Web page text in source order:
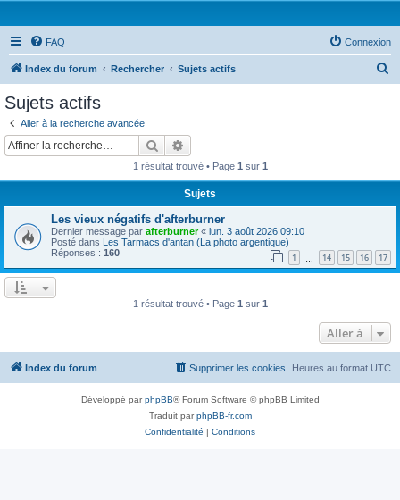
FAQ Connexion
Index du forum Rechercher Sujets actifs
Sujets actifs
Aller à la recherche avancée
Rechercher
1 résultat trouvé • Page 1 sur 1
Sujets
Les vieux négatifs d'afterburner
Dernier message par afterburner« lun. 3 août 2026 09:10
Posté dans Les Tarmacs d'antan (La photo argentique)
Réponses : 160 1 14 15 16 17
1 résultat trouvé • Page 1 sur 1
Aller à
Index du forum Heures au format UTC
Supprimer les cookies
Développé parphpBB® Forum Software © phpBB Limited
Traduit parphpBB-fr.com
Confidentialité | Conditions